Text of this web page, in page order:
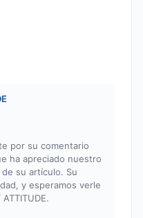
por su comentario
ha apreciado nuestro
su artículo. Su
y esperamos verle